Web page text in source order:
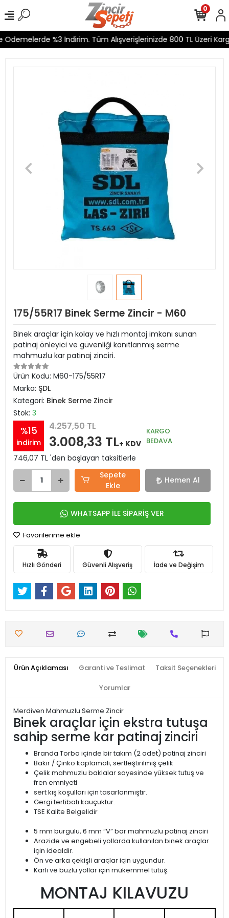
%3 İndirim. Tüm Alışverişlerinizde 800 TL Üzeri
0
175/55R17 Binek Serme Zincir - M60
Binek araçlar için kolay ve hızlı montaj imkanı sunan
patinaj önleyici ve güvenliği kanıtlanmış serme
mahmuzlu kar patinaj zinciri.
Ürün Kodu: M60-175/55R17
Marka: ŞDL
Kategori: Binek Serme Zincir
Stok: 3
%15
indirim
4.257,50 TL
3.008,33 TL+ KDV
KARGO
BEDAVA
746,07 TL 'den başlayan taksitlerle
Sepete
Ekle
Hemen Al
WHATSAPP İLE SİPARİŞ VER
Favorilerime ekle
Hızlı Gönderi Güvenli Alışveriş İade ve Değişim
Ürün Açıklaması Garanti ve Teslimat Taksit Seçenekleri
Yorumlar
Merdiven Mahmuzlu Serme Zincir
Binek araçlar için ekstra tutuşa
sahip serme kar patinaj zinciri
Branda Torba içinde bir takım (2 adet) patinaj zinciri
Bakır / Çinko kaplamalı, sertleştirilmiş çelik
Çelik mahmuzlu baklalar sayesinde yüksek tutuş ve
fren emniyeti
sert kış koşulları için tasarlanmıştır.
Gergi tertibatı kauçuktur.
TSE Kalite Belgelidir
5 mm burgulu, 6 mm “V” bar mahmuzlu patinaj zinciri
Arazide ve engebeli yollarda kullanılan binek araçlar
için idealdir.
Ön ve arka çekişli araçlar için uygundur.
Karlı ve buzlu yollar için mükemmel tutuş.
MONTAJ KILAVUZU